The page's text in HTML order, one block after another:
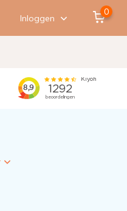
Inloggen
0